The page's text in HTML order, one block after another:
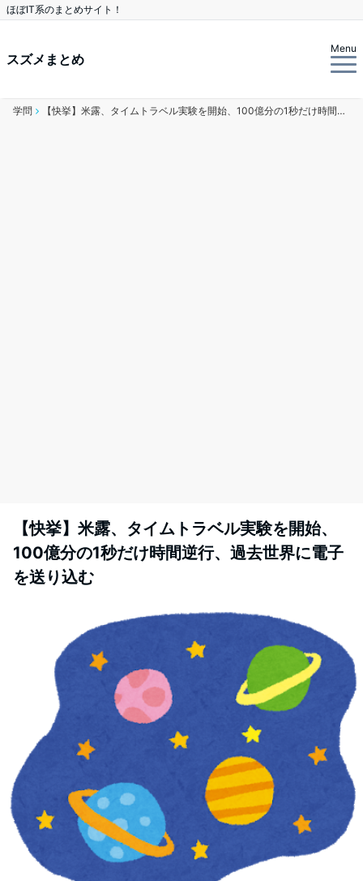
ほぼIT系のまとめサイト！
スズメまとめ
Menu
学問 【快挙】米露、タイムトラベル実験を開始、100億分の1秒だけ時間逆行、過去世界に電子を送り込む
【快挙】米露、タイムトラベル実験を開始、
100億分の1秒だけ時間逆行、過去世界に電子
を送り込む